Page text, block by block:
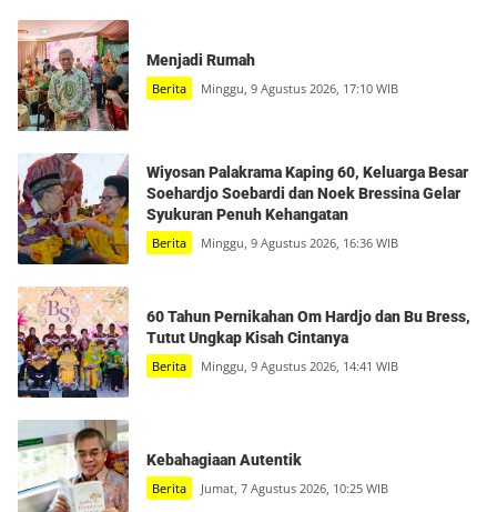
Menjadi Rumah
Berita Minggu, 9 Agustus 2026, 17:10 WIB
Wiyosan Palakrama Kaping 60, Keluarga Besar
Soehardjo Soebardi dan Noek Bressina Gelar
Syukuran Penuh Kehangatan
Berita Minggu, 9 Agustus 2026, 16:36 WIB
60 Tahun Pernikahan Om Hardjo dan Bu Bress,
Tutut Ungkap Kisah Cintanya
Berita Minggu, 9 Agustus 2026, 14:41 WIB
Kebahagiaan Autentik
Berita Jumat, 7 Agustus 2026, 10:25 WIB